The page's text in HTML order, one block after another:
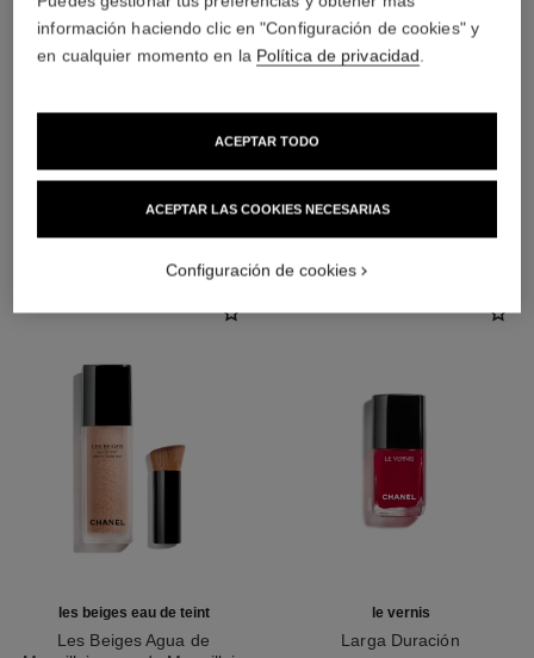
LA COMBINACIÓN PERFECTA
les beiges eau de teint
Les Beiges Agua de
le vernis
Larga Duración
información haciendo clic en "Configuración de cookies" y
en cualquier momento en la Política de privacidad.
ACEPTAR LAS COOKIES NECESARIAS
ACEPTAR TODO
Configuración de cookies